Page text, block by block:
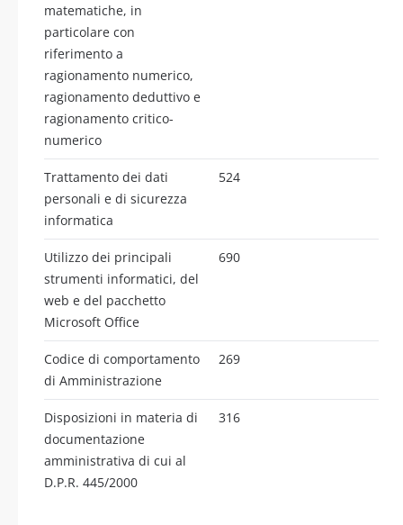
matematiche, in
particolare con
riferimento a
ragionamento numerico,
ragionamento deduttivo e
ragionamento critico-
numerico
Trattamento dei dati
personali e di sicurezza
informatica
524
Utilizzo dei principali
strumenti informatici, del
web e del pacchetto
Microsoft Office
690
Codice di comportamento
di Amministrazione
269
Disposizioni in materia di
documentazione
amministrativa di cui al
D.P.R. 445/2000
316